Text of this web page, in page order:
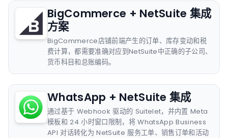
BigCommerce + NetSuite 集成
方案
BigCommerce店铺前端产生的订单、库存变动和税
费计算，都需要准确对应到NetSuite中正确的子公司、
货币科目和总账编码。
WhatsApp + NetSuite 集成
通过基于 Webhook 驱动的 Suitelet，并内置 Meta
模板和 24 小时窗口限制，将 WhatsApp Business
API 对话转化为 NetSuite 服务工单、销售订单和活动